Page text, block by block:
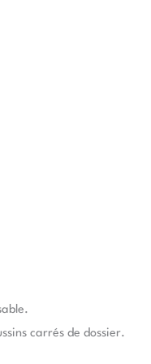
carrés de dossier.